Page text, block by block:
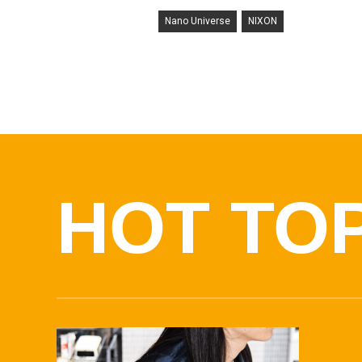
Nano Universe NIXON
HOT